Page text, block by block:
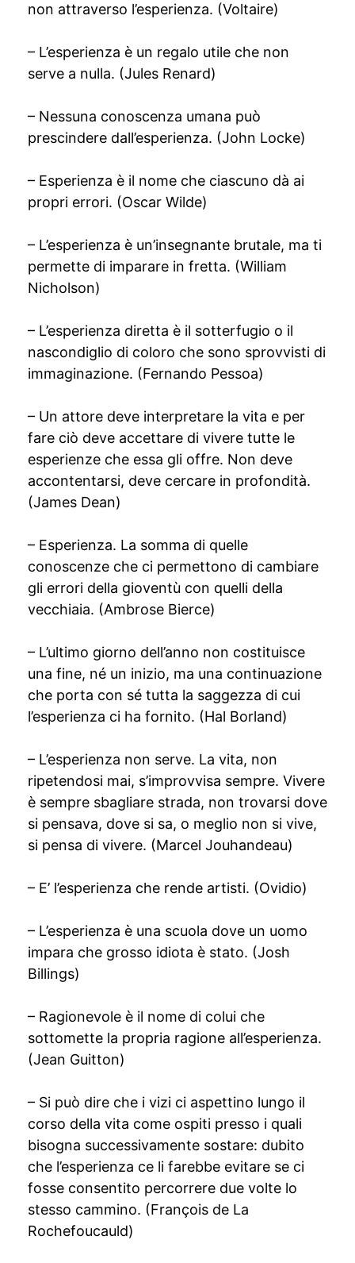
non attraverso l’esperienza. (Voltaire)
– L’esperienza è un regalo utile che non
serve a nulla. (Jules Renard)
– Nessuna conoscenza umana può
prescindere dall’esperienza. (John Locke)
– Esperienza è il nome che ciascuno dà ai
propri errori. (Oscar Wilde)
– L’esperienza è un’insegnante brutale, ma ti
permette di imparare in fretta. (William
Nicholson)
– L’esperienza diretta è il sotterfugio o il
nascondiglio di coloro che sono sprovvisti di
immaginazione. (Fernando Pessoa)
– Un attore deve interpretare la vita e per
fare ciò deve accettare di vivere tutte le
esperienze che essa gli offre. Non deve
accontentarsi, deve cercare in profondità.
(James Dean)
– Esperienza. La somma di quelle
conoscenze che ci permettono di cambiare
gli errori della gioventù con quelli della
vecchiaia. (Ambrose Bierce)
– L’ultimo giorno dell’anno non costituisce
una fine, né un inizio, ma una continuazione
che porta con sé tutta la saggezza di cui
l’esperienza ci ha fornito. (Hal Borland)
– L’esperienza non serve. La vita, non
ripetendosi mai, s’improvvisa sempre. Vivere
è sempre sbagliare strada, non trovarsi dove
si pensava, dove si sa, o meglio non si vive,
si pensa di vivere. (Marcel Jouhandeau)
– E’ l’esperienza che rende artisti. (Ovidio)
– L’esperienza è una scuola dove un uomo
impara che grosso idiota è stato. (Josh
Billings)
– Ragionevole è il nome di colui che
sottomette la propria ragione all’esperienza.
(Jean Guitton)
– Si può dire che i vizi ci aspettino lungo il
corso della vita come ospiti presso i quali
bisogna successivamente sostare: dubito
che l’esperienza ce li farebbe evitare se ci
fosse consentito percorrere due volte lo
stesso cammino. (François de La
Rochefoucauld)